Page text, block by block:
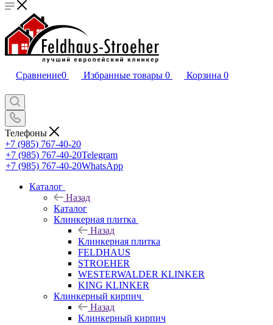
Сравнение0 Избранные товары 0 Корзина 0
Телефоны
+7 (985) 767-40-20
+7 (985) 767-40-20Telegram
+7 (985) 767-40-20WhatsApp
Каталог
Назад
Каталог
Клинкерная плитка
Назад
Клинкерная плитка
FELDHAUS
STROEHER
WESTERWALDER KLINKER
KING KLINKER
Клинкерный кирпич
Назад
Клинкерный кирпич